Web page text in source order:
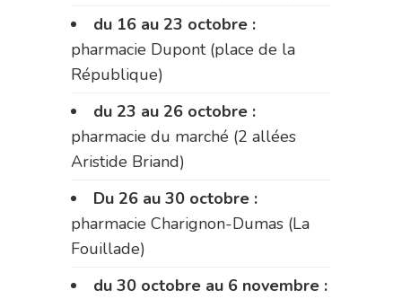
du 16 au 23 octobre :
pharmacie Dupont (place de la
République)
du 23 au 26 octobre :
pharmacie du marché (2 allées
Aristide Briand)
Du 26 au 30 octobre :
pharmacie Charignon-Dumas (La
Fouillade)
du 30 octobre au 6 novembre :